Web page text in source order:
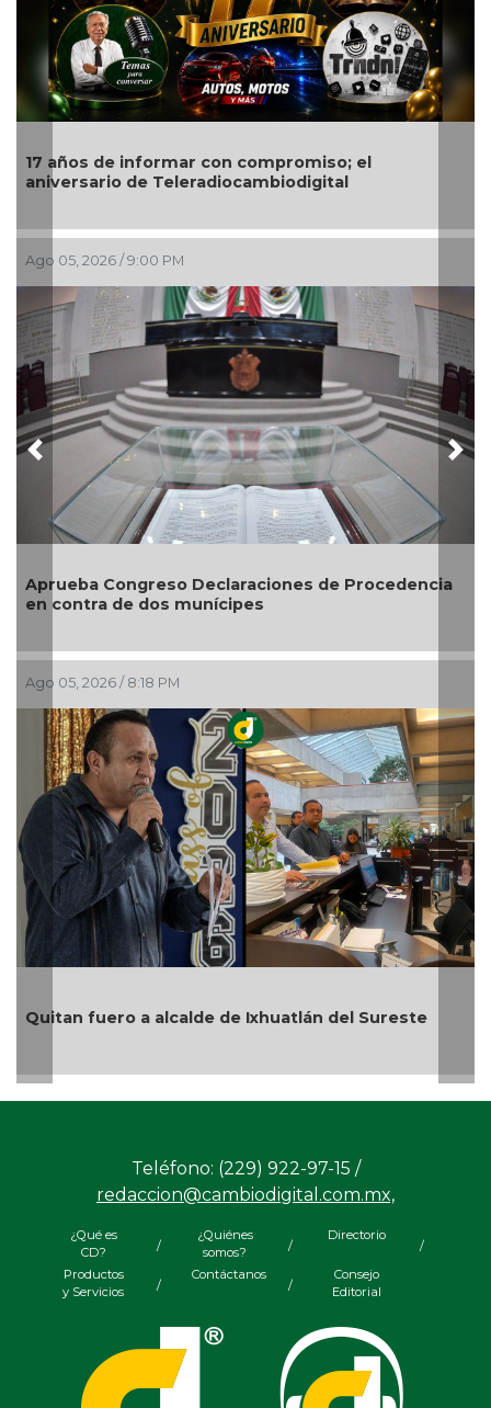
el
de Procedencia
del Sureste
Encabeza monseñor José
festejos de la Patrona de los
Entrega DIF Municipal de
credenciales de discapacidad
En Rincón de la Marquesa
por representar riesgos; no
Previous
Teléfono: (229) 922-97-15 /
redaccion@cambiodigital.com.mx,
¿Qué es
CD?
/
¿Quiénes
somos?
/
Directorio
/
Productos
y Servicios
/
Contáctanos
/
Consejo
Editorial